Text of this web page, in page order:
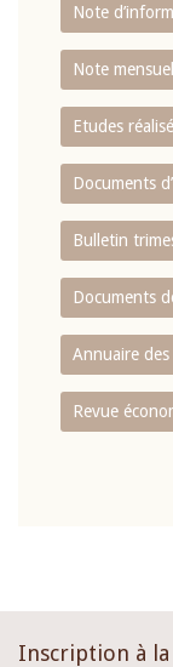
Note
Note
Etudes
Documents
Bulletin
Documents
Annuaire
Revue
Inscription à